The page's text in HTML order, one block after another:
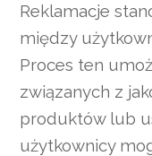
Reklamacje
między
Proces ten
związanych z
produktów lub
użytkownicy